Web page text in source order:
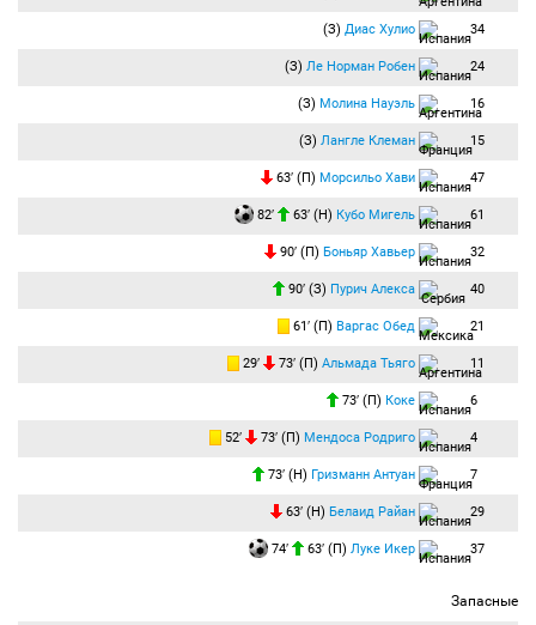
(З) Диас Хулио 34
(З) Ле Норман Робен 24
(З) Молина Науэль 16
(З) Лангле Клеман 15
63′ (П) Морсильо Хави 47
82′ 63′ (Н) Кубо Мигель 61
90′ (П) Боньяр Хавьер 32
90′ (З) Пурич Алекса 40
61′ (П) Варгас Обед 21
29′ 73′ (П) Альмада Тьяго 11
73′ (П) Коке 6
52′ 73′ (П) Мендоса Родриго 4
73′ (Н) Гризманн Антуан 7
63′ (Н) Белаид Райан 29
74′ 63′ (П) Луке Икер 37
Запасные